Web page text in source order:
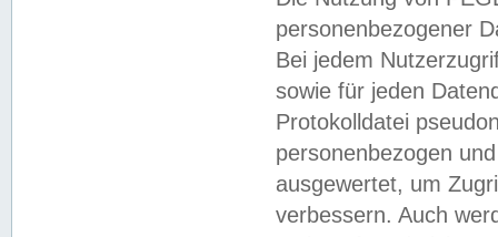
personenbezogener
Bei jedem
sowie für jeden
Protokolldatei
personenbezogen
ausgewertet, um
verbessern. Auch